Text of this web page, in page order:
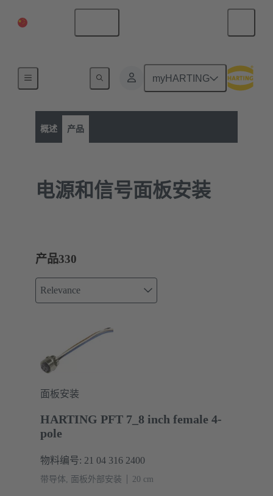
myHARTING
概述 产品
电源和信号面板安装
电源和信号面板安装
产品330
Relevance
面板安装
HARTING PFT 7_8 inch female 4-
pole
物料编号: 21 04 316 2400
带导体, 面板外部安装 ‌20 cm